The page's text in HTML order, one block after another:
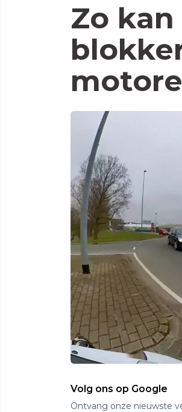
Zo
Volg ons op Google
Ontvang onze nieuwste